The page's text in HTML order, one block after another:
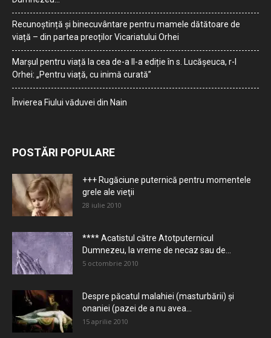
Recunoștință și binecuvântare pentru mamele dătătoare de
viață – din partea preoților Vicariatului Orhei
Marșul pentru viață la cea de-a II-a ediție în s. Lucășeuca, r-l
Orhei: „Pentru viață, cu inimă curată”
Învierea Fiului văduvei din Nain
POSTĂRI POPULARE
+++ Rugăciune puternică pentru momentele
grele ale vieţii
28 iulie 2010
**** Acatistul către Atotputernicul
Dumnezeu, la vreme de necaz sau de...
5 octombrie 2010
Despre păcatul malahiei (masturbării) şi
onaniei (pazei de a nu avea...
15 aprilie 2010